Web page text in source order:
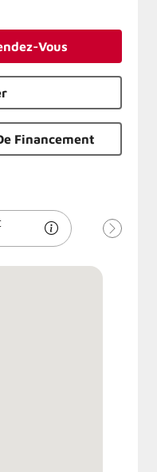
Vous
Financement
Suivant